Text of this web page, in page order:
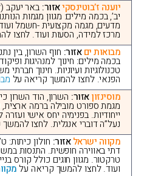
יוענה ז’בוטינסקיאזור: באר יעקב
יב’, בכמה מילים: מגוון מגמות
מדעים, מגמה מקצועית -חשמל
מרכז למידה, הסעות ועוד. לחצו
מבואות יםאזור: חוף השרון, בין
בכמה מילים: חינוך למנהיגות
טכנולוגיות ועיוניות. חינוך
הפנאי. לחצו להמשך קריאה על
מוסינזוןאזור: השרון, הוד השרון
מגמת ספורט מובילה ברמה ארצית,
ייחודיות. בפנימיה יחס אישי
נעל”ה דוברי אנגלית. לחצו
מקווה ישראלאזור: חולון כיתות:
דתי באווירה חופשית. התנסות
טרקטור. מגוון חוגים כולל קורס
ועוד. לחצו להמשך קריאה על